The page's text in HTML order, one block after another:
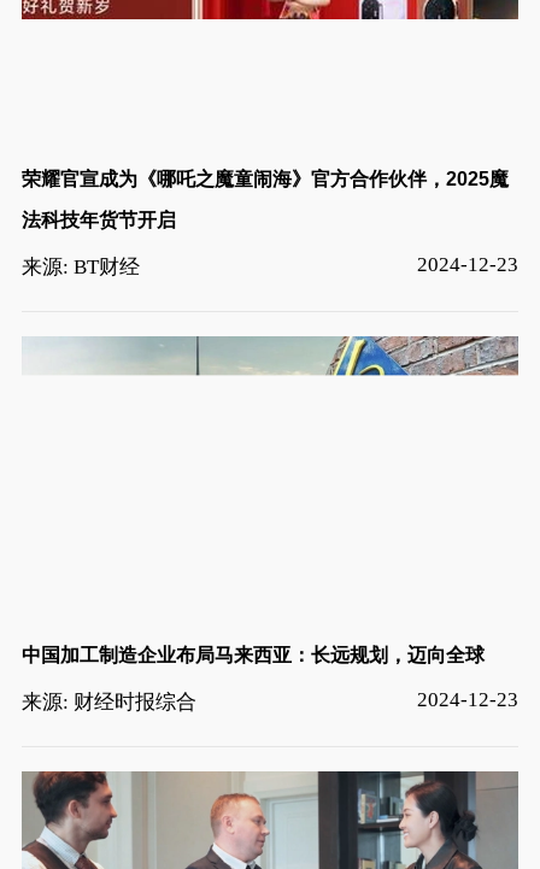
荣耀官宣成为《哪吒之魔童闹海》官方合作伙伴，2025魔
法科技年货节开启
来源: BT财经 2024-12-23
中国加工制造企业布局马来西亚：长远规划，迈向全球
来源: 财经时报综合 2024-12-23